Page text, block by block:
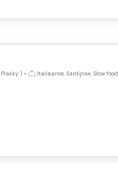
Plasky) • Italiaanse, Sardijnse, Slow food